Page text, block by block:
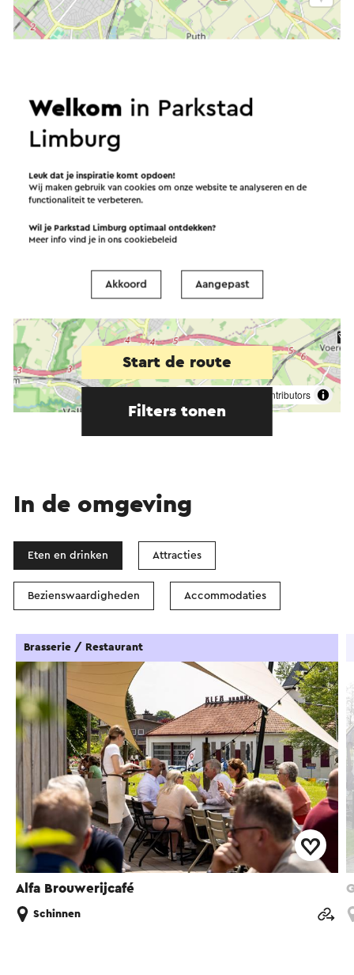
contributors
Start de route
Filters tonen
In de omgeving
Eten en drinken Attracties
Bezienswaardigheden Accommodaties
Alfa Brouwerijcafé
Brasserie / Restaurant
Schinnen
Welkom in Parkstad
Limburg
Leuk dat je inspiratie komt opdoen!
Wij maken gebruik van cookies om onze website te analyseren en de
functionaliteit te verbeteren.
Wil je Parkstad Limburg optimaal ontdekken?
Meer info vind je in onscookiebeleid
Akkoord Aangepast